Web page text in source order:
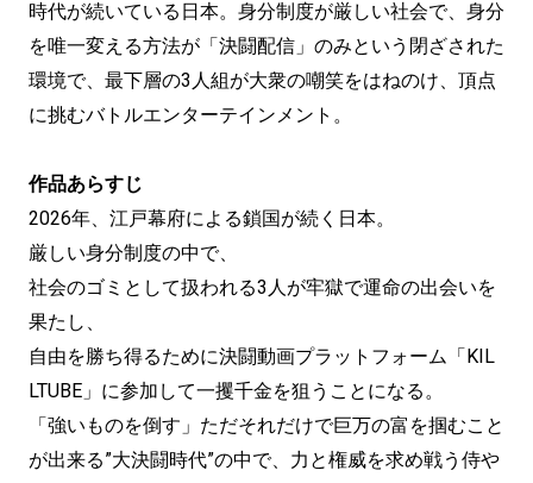
時代が続いている日本。身分制度が厳しい社会で、身分
を唯一変える方法が「決闘配信」のみという閉ざされた
環境で、最下層の3人組が大衆の嘲笑をはねのけ、頂点
に挑むバトルエンターテインメント。
作品あらすじ
2026年、江戸幕府による鎖国が続く日本。
厳しい身分制度の中で、
社会のゴミとして扱われる3人が牢獄で運命の出会いを
果たし、
自由を勝ち得るために決闘動画プラットフォーム「KIL
LTUBE」に参加して一攫千金を狙うことになる。
「強いものを倒す」ただそれだけで巨万の富を掴むこと
が出来る”大決闘時代”の中で、力と権威を求め戦う侍や